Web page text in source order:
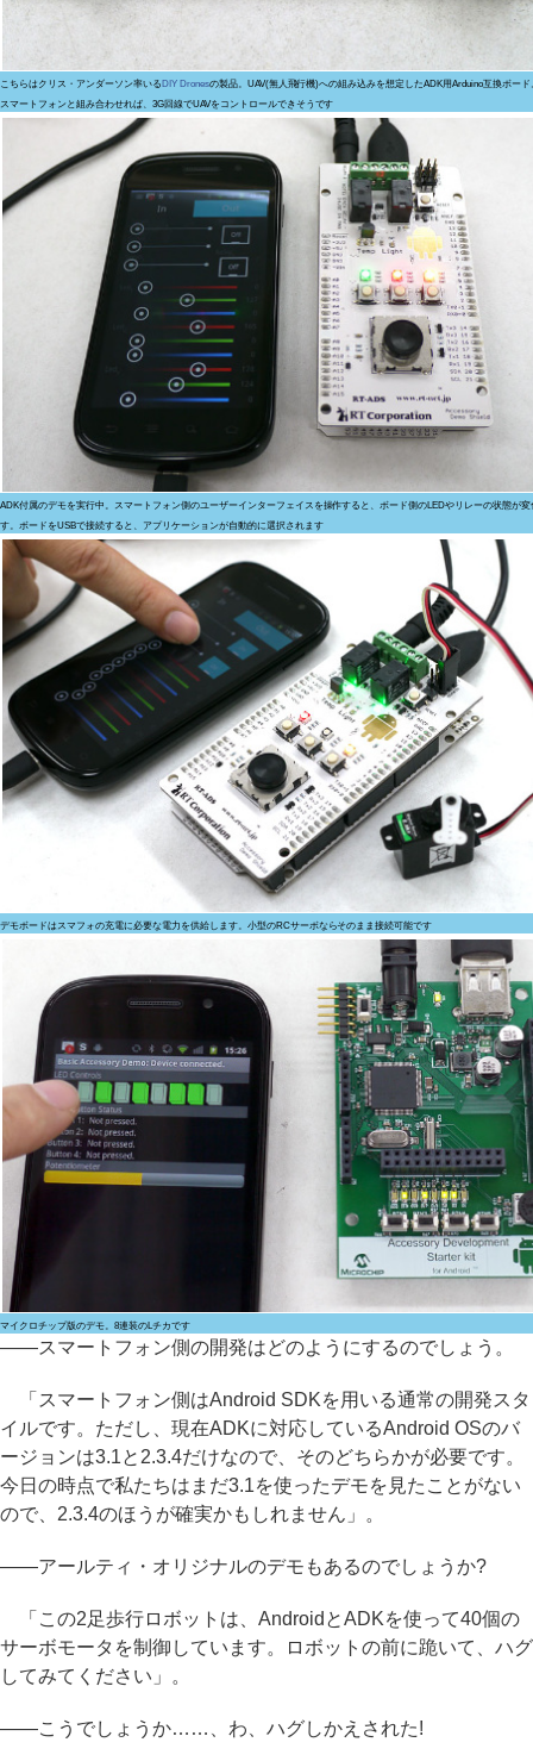
こちらはクリス・アンダーソン率いる DIY Dronesの製品。UAV(無人飛行機)への組み込みを想定したADK用Arduino互換ボード
スマートフォンと組み合わせれば、3G回線でUAVをコントロールできそうです
ADK付属のデモを実行中。スマートフォン側のユーザーインターフェイスを操作すると、ボード側のLEDやリレーの状態が変
す。ボードをUSBで接続すると、アプリケーションが自動的に選択されます
デモボードはスマフォの充電に必要な電力を供給します。小型のRCサーボならそのまま接続可能です
マイクロチップ版のデモ。8連装のLチカです
――スマートフォン側の開発はどのようにするのでしょう。
「スマートフォン側はAndroid SDKを用いる通常の開発スタ
イルです。ただし、現在ADKに対応しているAndroid OSのバ
ージョンは3.1と2.3.4だけなので、そのどちらかが必要です。
今日の時点で私たちはまだ3.1を使ったデモを見たことがない
ので、2.3.4のほうが確実かもしれません」。
――アールティ・オリジナルのデモもあるのでしょうか?
「この2足歩行ロボットは、AndroidとADKを使って40個の
サーボモータを制御しています。ロボットの前に跪いて、ハグ
してみてください」。
――こうでしょうか……、わ、ハグしかえされた!